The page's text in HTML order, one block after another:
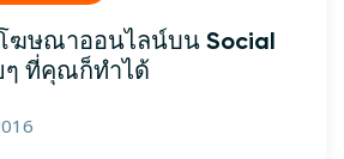
ฆษณาออนไลน์บน Social
ๆ ที่คุณก็ทำได้